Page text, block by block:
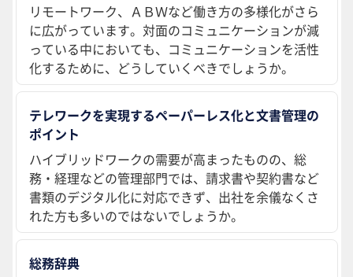
リモートワーク、ＡＢＷなど働き方の多様化がさら
に広がっています。対面のコミュニケーションが減
っている中においても、コミュニケーションを活性
化するために、どうしていくべきでしょうか。
テレワークを実現するペーパーレス化と文書管理の
ポイント
ハイブリッドワークの需要が高まったものの、総
務・経理などの管理部門では、請求書や契約書など
書類のデジタル化に対応できず、出社を余儀なくさ
れた方も多いのではないでしょうか。
総務辞典